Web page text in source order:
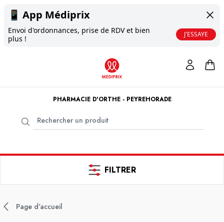
📱 App Médiprix
Envoi d'ordonnances, prise de RDV et bien
plus !
J'ESSAYE
PHARMACIE D'ORTHE - PEYREHORADE
FILTRER
Page d'accueil